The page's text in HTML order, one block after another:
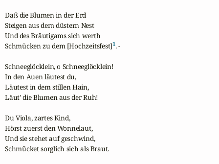
Daß die Blumen in der Erd
Steigen aus dem düstern Nest
Und des Bräutigams sich werth
Schmücken zu dem [Hochzeitsfest]1. -
Schneeglöcklein, o Schneeglöcklein!
In den Auen läutest du,
Läutest in dem stillen Hain,
Läut' die Blumen aus der Ruh!
Du Viola, zartes Kind,
Hörst zuerst den Wonnelaut,
Und sie stehet auf geschwind,
Schmücket sorglich sich als Braut.